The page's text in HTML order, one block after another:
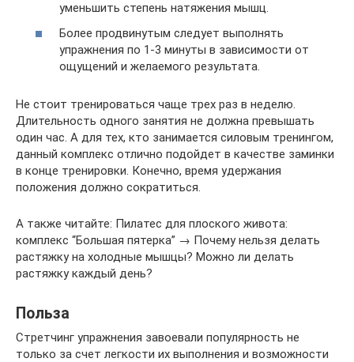
уменьшить степень натяжения мышц.
Более продвинутым следует выполнять
упражнения по 1-3 минуты в зависимости от
ощущений и желаемого результата.
Не стоит тренироваться чаще трех раз в неделю.
Длительность одного занятия не должна превышать
один час. А для тех, кто занимается силовым тренингом,
данный комплекс отлично подойдет в качестве заминки
в конце тренировки. Конечно, время удержания
положения должно сократиться.
А также читайте: Пилатес для плоского живота:
комплекс “Большая пятерка” → Почему нельзя делать
растяжку на холодные мышцы? Можно ли делать
растяжку каждый день?
Польза
Стретчинг упражнения завоевали популярность не
только за счет легкости их выполнения и возможности